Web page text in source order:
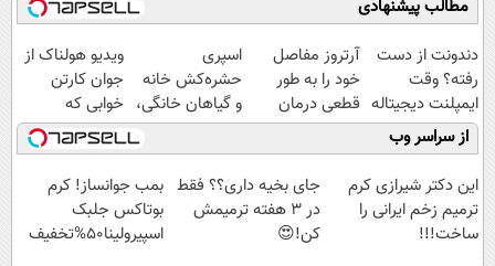
مطالب پیشنهادی
دندونت از دست
رفته؟ وقت
ایمپلنت دیجیتاله
آرتروز مفاصل
خود را به طور
قطعی درمان
کنید!
◗پرسش‌نامه◖
اسپری
حشره‌کش خانه
و گیاهان خانگی،
نابودکننده انواع
حشرات خانگی و
آفات
ویدیو هولناک از
جوان کارتن
خوابی که
میلیاردر شد.
آموزش رایگان
از سراسر وب
این دکتر شیرازی کرم
ترمیم زخم ایرانی را
ساخت!!!
جای بخیه داری؟؟ فقط
در 3 هفته ترمیمش
کن!😍
بمب جوانساز! کرم
بوتاکس جلبک
اسپیرولینا50%تخفیف